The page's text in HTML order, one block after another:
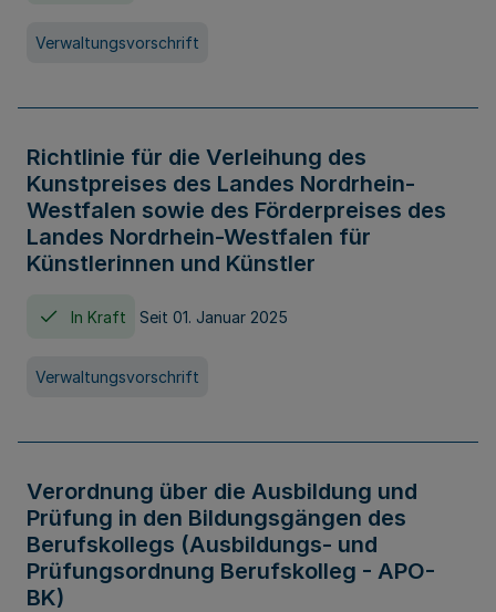
Verwaltungsvorschrift
Richtlinie für die Verleihung des
Kunstpreises des Landes Nordrhein-
Westfalen sowie des Förderpreises des
Landes Nordrhein-Westfalen für
Künstlerinnen und Künstler
In Kraft Seit 01. Januar 2025
Verwaltungsvorschrift
Verordnung über die Ausbildung und
Prüfung in den Bildungsgängen des
Berufskollegs (Ausbildungs- und
Prüfungsordnung Berufskolleg - APO-
BK)